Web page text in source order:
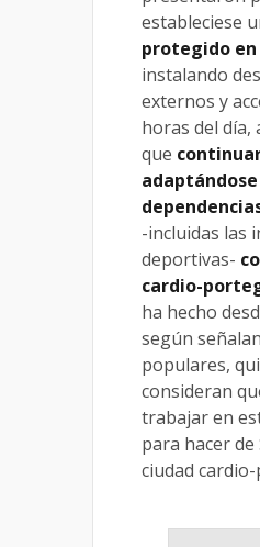
estableciese
protegido en
instalando
externos y
horas del día,
que
-incluidas las
deportivas-
cardio-
ha hecho
según
populares,
consideran
trabajar en
para hacer
ciudad